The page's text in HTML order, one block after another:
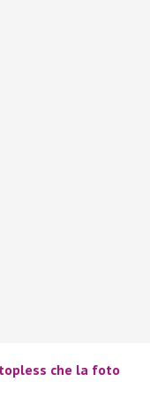
che la foto